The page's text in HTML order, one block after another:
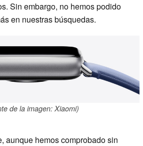
Sin embargo, no hemos podido
en nuestras búsquedas.
de la imagen: Xiaomi)
aunque hemos comprobado sin